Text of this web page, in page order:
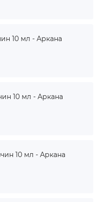
10 мл - Аркана
10 мл - Аркана
10 мл - Аркана